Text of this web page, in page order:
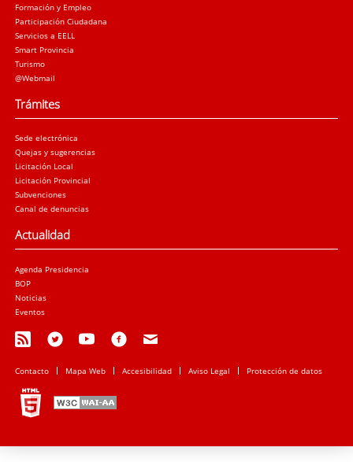
Formación y Empleo
Participación Ciudadana
Servicios a EELL
Smart Provincia
Turismo
@Webmail
Trámites
Sede electrónica
Quejas y sugerencias
Licitación Local
Licitación Provincial
Subvenciones
Canal de denuncias
Actualidad
Agenda Presidencia
BOP
Noticias
Eventos
Contacto Mapa Web Accesibilidad Aviso Legal Protección de datos